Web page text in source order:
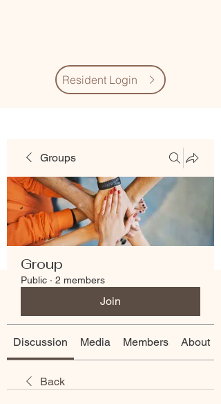
Resident Login
Groups
Group
Public · 2 members
Join
Discussion Media Members About
Back